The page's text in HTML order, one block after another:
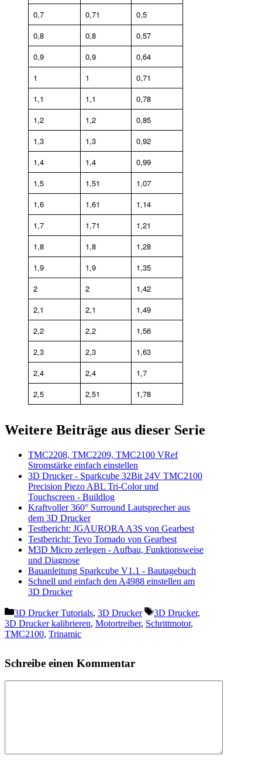
0,7
0,71
0,5
0,8
0,8
0,57
0,9
0,9
0,64
1
1
0,71
1,1
1,1
0,78
1,2
1,2
0,85
1,3
1,3
0,92
1,4
1,4
0,99
1,5
1,51
1,07
1,6
1,61
1,14
1,7
1,71
1,21
1,8
1,8
1,28
1,9
1,9
1,35
2
2
1,42
2,1
2,1
1,49
2,2
2,2
1,56
2,3
2,3
1,63
2,4
2,4
1,7
2,5
2,51 1,78
Weitere Beiträge aus dieser Serie
TMC2208, TMC2209, TMC2100 VRef
Stromstärke einfach einstellen
3D Drucker - Sparkcube 32Bit 24V TMC2100
Precision Piezo ABL Tri-Color und
Touchscreen - Buildlog
Kraftvoller 360° Surround Lautsprecher aus
dem 3D Drucker
Testbericht: JGAURORA A3S von Gearbest
Testbericht: Tevo Tornado von Gearbest
M3D Micro zerlegen - Aufbau, Funktionsweise
und Diagnose
Bauanleitung Sparkcube V1.1 - Bautagebuch
Schnell und einfach den A4988 einstellen am
3D Drucker
Kategorien
3D Drucker Tutorials, 3D Drucker Schlagwörter
3D Drucker,
3D Drucker kalibrieren, Motortreiber, Schrittmotor,
TMC2100, Trinamic
Schreibe einen Kommentar